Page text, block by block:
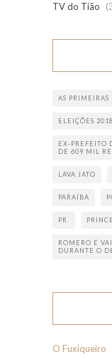
TV do Tião
AS PRIMEIRAS
ELEIÇÕES 2018
EX-PREFEITO
DE 609 MIL
LAVA JATO
PARAÍBA
PR.
ROMERO É
DURANTE O
O Fuxiqueiro